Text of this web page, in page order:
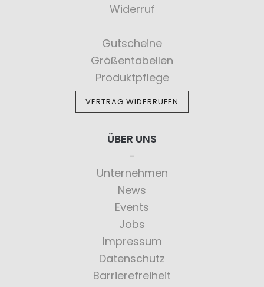
Widerruf
Gutscheine
Größentabellen
Produktpflege
VERTRAG WIDERRUFEN
ÜBER UNS
Unternehmen
News
Events
Jobs
Impressum
Datenschutz
Barrierefreiheit